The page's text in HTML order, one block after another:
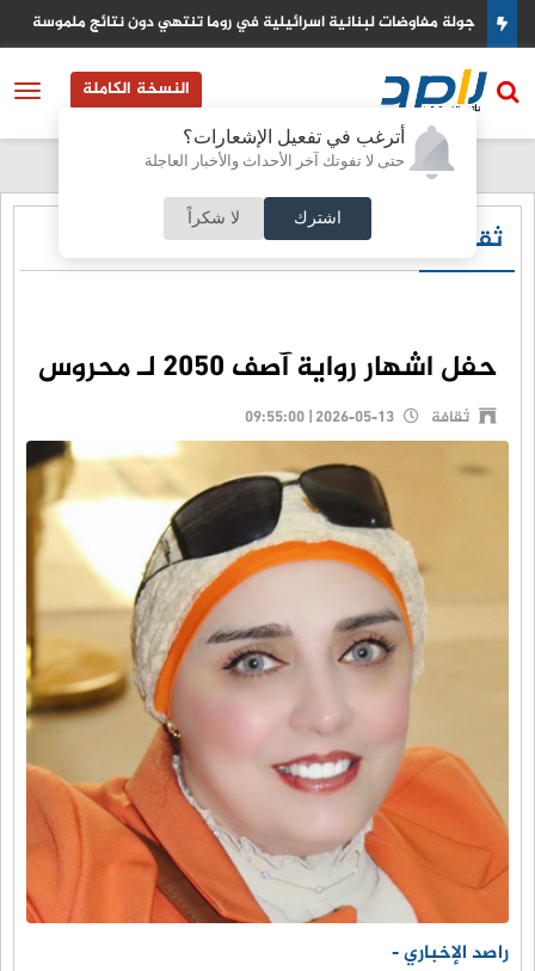
أترغب في تفعيل الإشعارات؟
حتى لا تفوتك آخر الأحداث والأخبار العاجلة
اشترك لا شكراً
مفاوضات لبنانية اسرائيلية في روما تنتهي دون نتائج ملموسة
النسخة الكاملة
ثقافة
حفل اشهار رواية آصف ٢٠٥٠ لـ محروس
ثقافة
راصد الإخباري -